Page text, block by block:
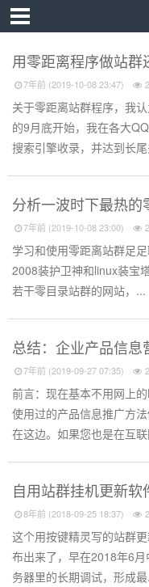
用零距离程序做站群
7年前 (2019-10-08 23:47)
关于零距离站群程序，我
的9月底开始，我在各大
搜索引擎收录，并达到长
分析一波时下最热的
7年前 (2019-10-08 23:00)
学习和使用零距离站群足
2008装护卫神和linux装宝
若干零目录站群的网站，...
总结：企业产品信息
7年前 (2019-09-27 07:35)
前言：现在基本不用网上
使用过的产品信息推广方
在这边。如果您也是在互
自用站群挂机更新软
8年前 (2018-09-25 18:37)
这个用按键精灵写的站群
布出来了，早在2018年6
务器里的长期调试，形成